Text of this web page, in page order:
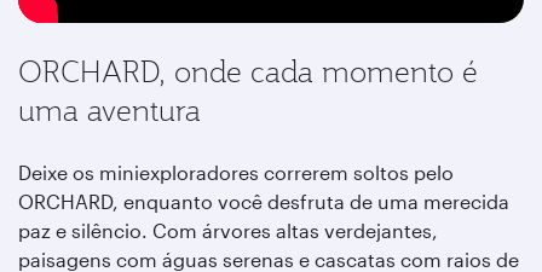
ORCHARD, onde cada momento é
uma aventura
Deixe os miniexploradores correrem soltos pelo
ORCHARD, enquanto você desfruta de uma merecida
paz e silêncio. Com árvores altas verdejantes,
paisagens com águas serenas e cascatas com raios de